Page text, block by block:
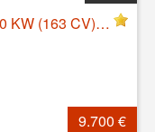
Ford Focus 2.0TDCI TITANIUM 120 KW (163 CV), Diesel, Manual, 183764 Km, 2013
9.700 €